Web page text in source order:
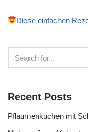
Diese einfachen
Recent Posts
Pflaumenkuchen mit